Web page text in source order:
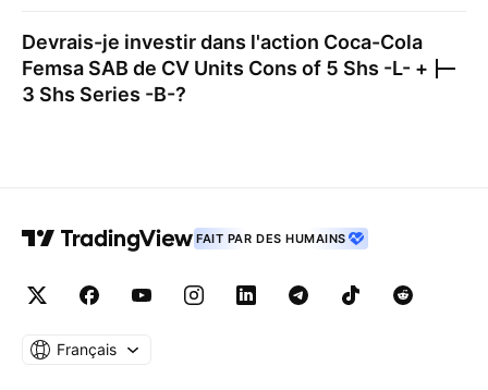
Devrais-je investir dans l'action Coca-Cola
Femsa SAB de CV Units Cons of 5 Shs -L- +
3 Shs Series -B-?
FAIT PAR DES HUMAINS
Français